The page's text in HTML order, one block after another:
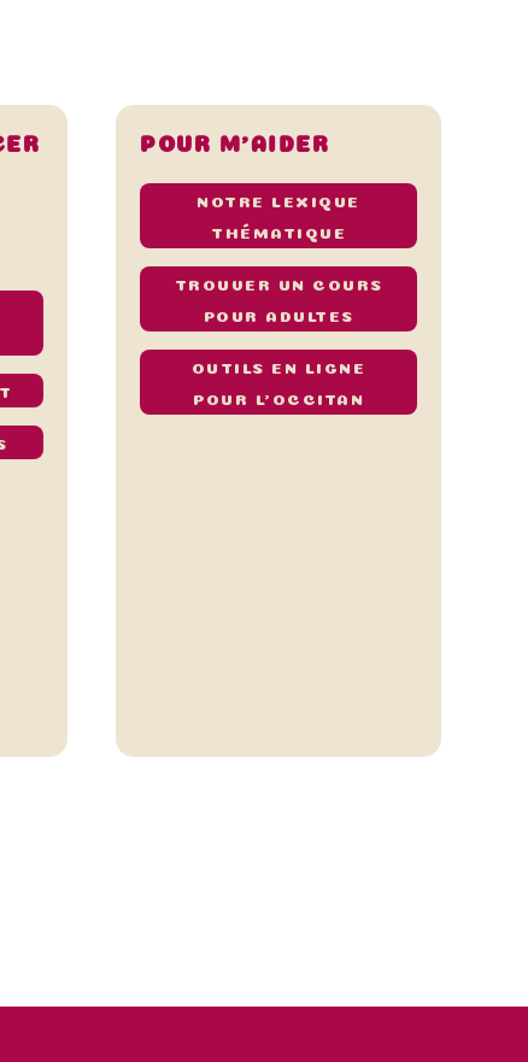
POUR M’AIDER
NOTRE LEXIQUE
THÉMATIQUE
TROUVER UN COURS
POUR ADULTES
OUTILS EN LIGNE
POUR L’OCCITAN